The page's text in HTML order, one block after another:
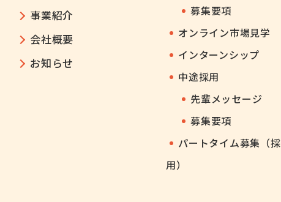
事業紹介
会社概要
お知らせ
募集要項
オンライン市場見学
インターンシップ
中途採用
先輩メッセージ
募集要項
パートタイム募集（採
用）